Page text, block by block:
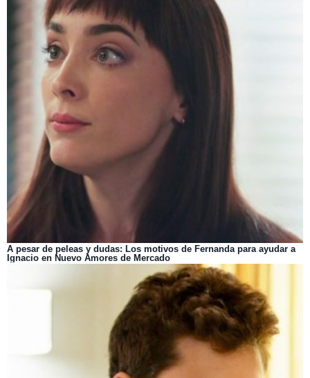
A pesar de peleas y dudas: Los motivos de Fernanda para ayudar a
Ignacio en Nuevo Amores de Mercado